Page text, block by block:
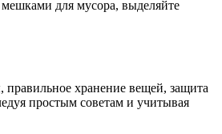
мешками для мусора, выделяйте
правильное хранение вещей, защита
простым советам и учитывая